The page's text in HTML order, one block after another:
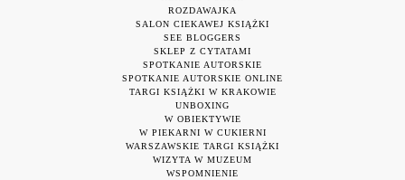
ROZDAWAJKA
SALON CIEKAWEJ KSIĄŻKI
SEE BLOGGERS
SKLEP Z CYTATAMI
SPOTKANIE AUTORSKIE
SPOTKANIE AUTORSKIE ONLINE
TARGI KSIĄŻKI W KRAKOWIE
UNBOXING
W OBIEKTYWIE
W PIEKARNI W CUKIERNI
WARSZAWSKIE TARGI KSIĄŻKI
WIZYTA W MUZEUM
WSPOMNIENIE